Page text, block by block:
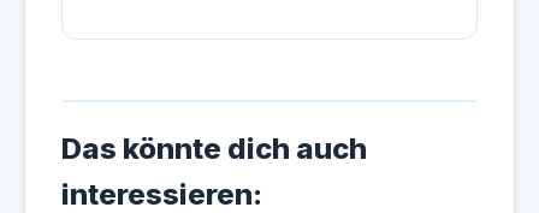
Das könnte dich auch
interessieren: